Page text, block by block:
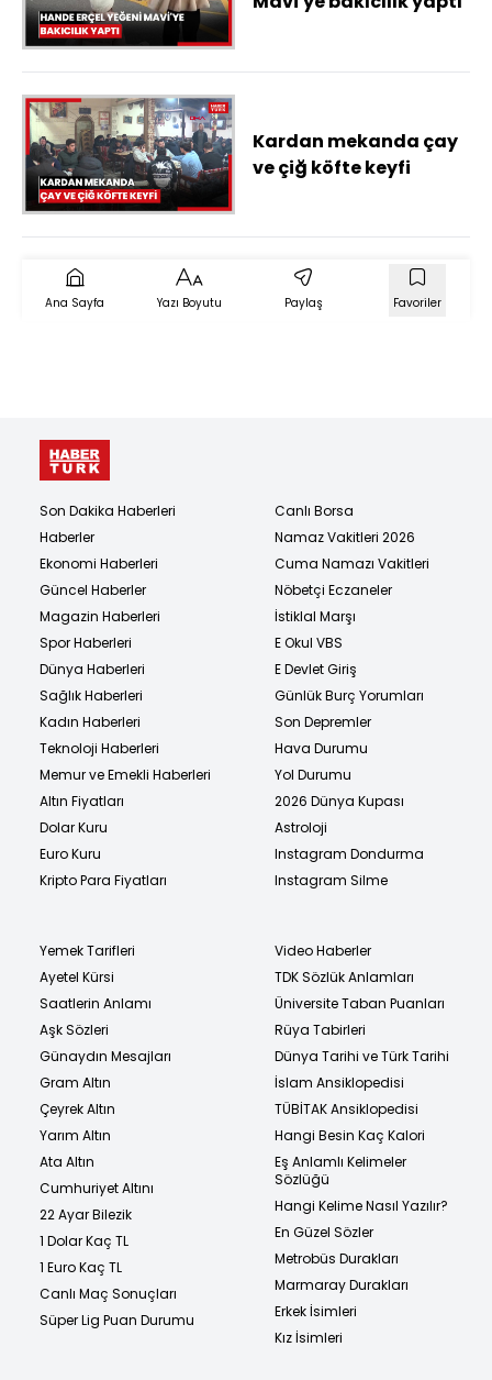
Kardan mekanda çay
ve çiğ köfte keyfi
Ana Sayfa Yazı Boyutu Paylaş Favoriler
Son Dakika Haberleri
Haberler
Ekonomi Haberleri
Güncel Haberler
Magazin Haberleri
Spor Haberleri
Dünya Haberleri
Sağlık Haberleri
Kadın Haberleri
Teknoloji Haberleri
Memur ve Emekli Haberleri
Altın Fiyatları
Dolar Kuru
Euro Kuru
Kripto Para Fiyatları
Canlı Borsa
Namaz Vakitleri 2026
Cuma Namazı Vakitleri
Nöbetçi Eczaneler
İstiklal Marşı
E Okul VBS
E Devlet Giriş
Günlük Burç Yorumları
Son Depremler
Hava Durumu
Yol Durumu
2026 Dünya Kupası
Astroloji
Instagram Dondurma
Instagram Silme
Yemek Tarifleri
Ayetel Kürsi
Saatlerin Anlamı
Aşk Sözleri
Günaydın Mesajları
Gram Altın
Çeyrek Altın
Yarım Altın
Ata Altın
Cumhuriyet Altını
22 Ayar Bilezik
1 Dolar Kaç TL
1 Euro Kaç TL
Canlı Maç Sonuçları
Süper Lig Puan Durumu
Video Haberler
TDK Sözlük Anlamları
Üniversite Taban Puanları
Rüya Tabirleri
Dünya Tarihi ve Türk Tarihi
İslam Ansiklopedisi
TÜBİTAK Ansiklopedisi
Hangi Besin Kaç Kalori
Eş Anlamlı Kelimeler
Sözlüğü
Hangi Kelime Nasıl Yazılır?
En Güzel Sözler
Metrobüs Durakları
Marmaray Durakları
Erkek İsimleri
Kız İsimleri